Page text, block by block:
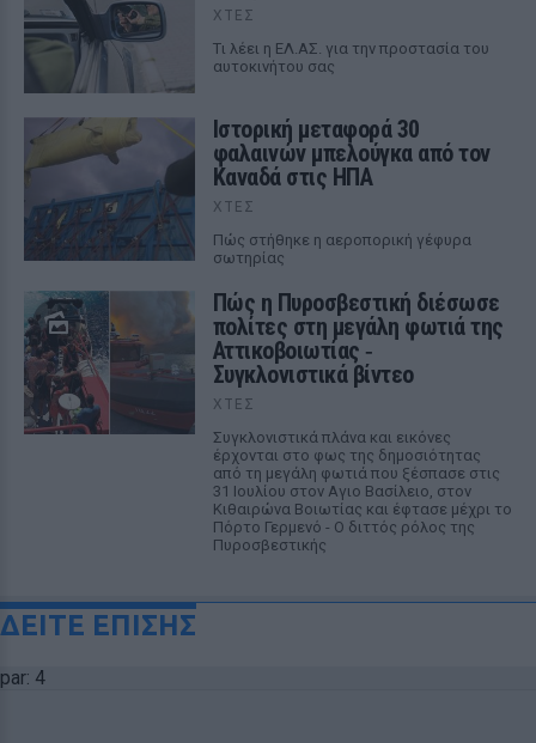
ΧΤΕΣ
Tι λέει η ΕΛ.ΑΣ. για την προστασία του
αυτοκινήτου σας
Ιστορική μεταφορά 30
φαλαινών μπελούγκα από τον
Καναδά στις ΗΠΑ
ΧΤΕΣ
Πώς στήθηκε η αεροπορική γέφυρα
σωτηρίας
Πώς η Πυροσβεστική διέσωσε
πολίτες στη μεγάλη φωτιά της
Αττικοβοιωτίας ‑
Συγκλονιστικά βίντεο
ΧΤΕΣ
Συγκλονιστικά πλάνα και εικόνες
έρχονται στο φως της δημοσιότητας
από τη μεγάλη φωτιά που ξέσπασε στις
31 Ιουλίου στον Αγιο Βασίλειο, στον
Κιθαιρώνα Βοιωτίας και έφτασε μέχρι το
Πόρτο Γερμενό - Ο διττός ρόλος της
Πυροσβεστικής
ΔΕΙΤΕ ΕΠΙΣΗΣ
par: 4